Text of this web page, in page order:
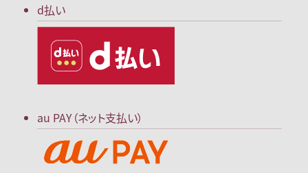
d払い
au PAY（ネット支払い）